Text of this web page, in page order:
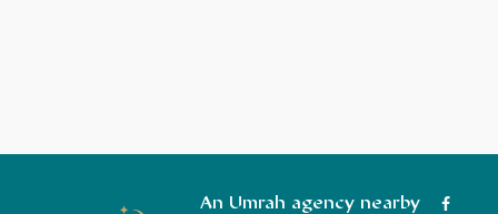
An Umrah agency nearby